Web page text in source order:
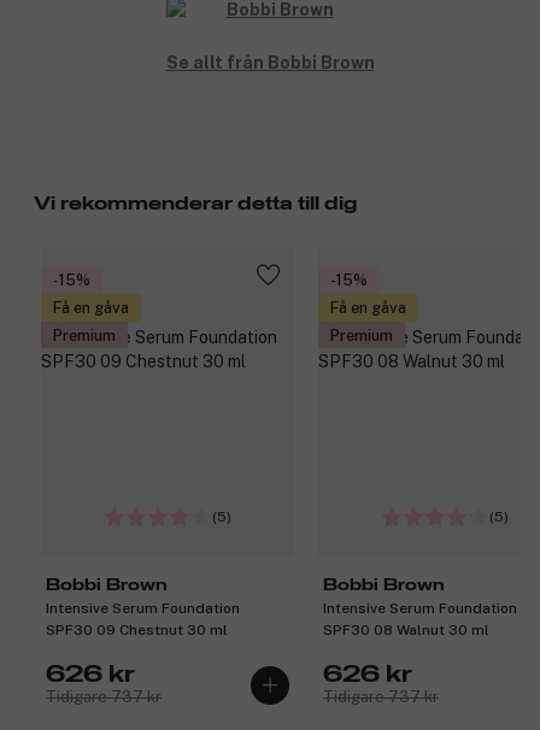
Se allt från Bobbi Brown
Vi rekommenderar detta till dig
-15%
Få en gåva
Premium
(5)
Bobbi Brown
Intensive Serum Foundation
SPF30 09 Chestnut 30 ml
626 kr
Tidigare 737 kr
-15%
Få en gåva
Premium
(5)
Bobbi Brown
Intensive Serum Foundation
SPF30 08 Walnut 30 ml
626 kr
Tidigare 737 kr